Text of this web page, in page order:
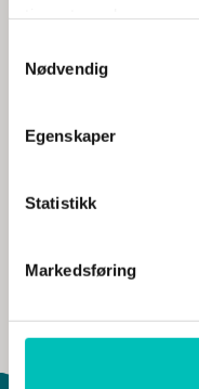
Nødvendig
Egenskaper
Statistikk
Markedsføring